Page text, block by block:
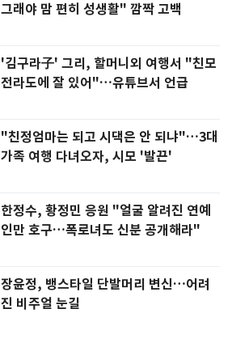
그래야 맘 편히 성생활" 깜짝 고백
'김구라子' 그리, 할머니외 여행서 "친모
전라도에 잘 있어"…유튜브서 언급
"친정엄마는 되고 시댁은 안 되냐"…3대
가족 여행 다녀오자, 시모 '발끈'
한정수, 황정민 응원 "얼굴 알려진 연예
인만 호구…폭로녀도 신분 공개해라"
장윤정, 뱅스타일 단발머리 변신…어려
진 비주얼 눈길